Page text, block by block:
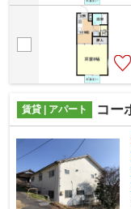
賃貸 | アパート コー